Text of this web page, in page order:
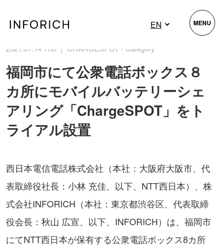
2021.01.14 Thu ｜ CHARGESPOT - Category
福岡市にて公衆電話ボックス８
カ所にモバイルバッテリーシェ
アリング「ChargeSPOT」をト
ライアル設置
西日本電信電話株式会社（本社：大阪府大阪市、代
表取締役社長：小林 充佳、以下、NTT西日本）、株
式会社INFORICH（本社：東京都渋谷区、代表取締
役会長：秋山 広宣、以下、INFORICH）は、福岡市
にてNTT西日本が保有する公衆電話ボックス8カ所
MENU